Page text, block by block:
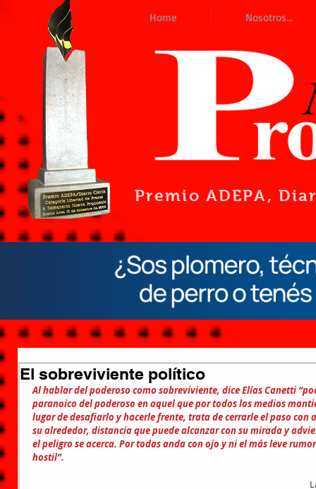
Home Nosotros...
Premio ADEPA,
El sobreviviente político
Al hablar del poderoso como sobreviviente, dice Elías Canetti
paranoico del poderoso en aquel que por todos los medios
lugar de desafiarlo y hacerle frente, trata de cerrarle el paso con
su alrededor, distancia que puede alcanzar con su mirada y
el peligro se acerca. Por todas anda con ojo y ni el más leve
hostil”.